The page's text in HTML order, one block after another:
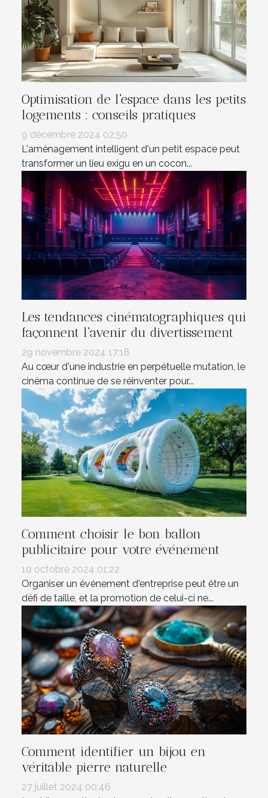
Optimisation de l'espace dans les petits
logements : conseils pratiques
9 décembre 2024 02:50
L'aménagement intelligent d'un petit espace peut
transformer un lieu exigu en un cocon...
Les tendances cinématographiques qui
façonnent l'avenir du divertissement
29 novembre 2024 17:18
Au cœur d'une industrie en perpétuelle mutation, le
cinéma continue de se réinventer pour...
Comment choisir le bon ballon
publicitaire pour votre événement
10 octobre 2024 01:22
Organiser un événement d'entreprise peut être un
défi de taille, et la promotion de celui-ci ne...
Comment identifier un bijou en
véritable pierre naturelle
27 juillet 2024 00:46